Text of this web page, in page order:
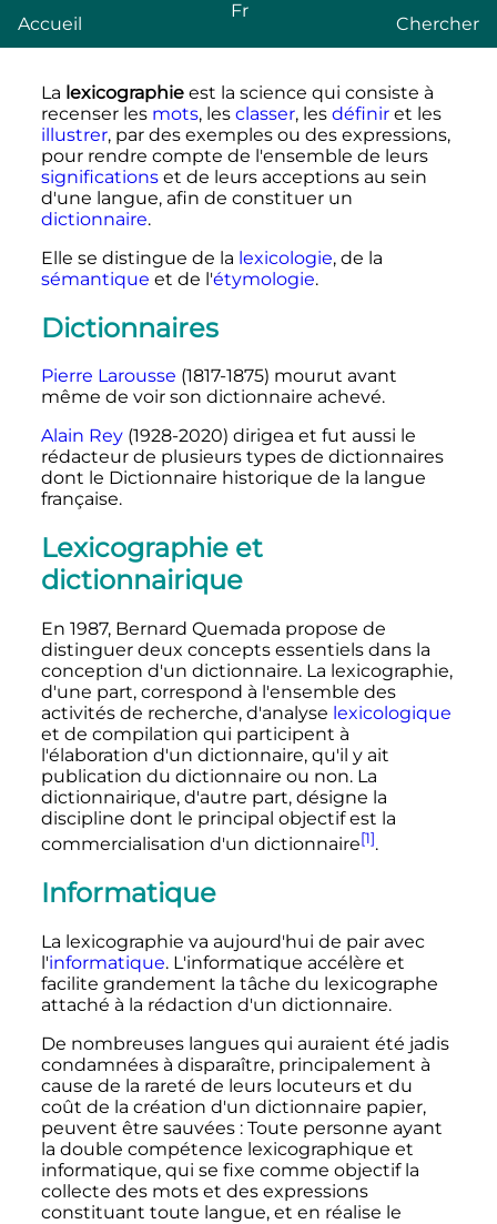
Accueil
Fr
Chercher
La lexicographieest la science qui consiste à
recenser les mots, les classer, les définiret les
illustrer, par des exemples ou des expressions,
pour rendre compte de l'ensemble de leurs
significationset de leurs acceptionsau sein
d'une langue, afin de constituer un
dictionnaire.
Elle se distingue de la lexicologie, de la
sémantique et de l'étymologie.
Dictionnaires
Pierre Larousse (1817-1875) mourut avant
même de voir son dictionnaire achevé.
Alain Rey(1928-2020) dirigea et fut aussi le
rédacteur de plusieurs types de dictionnaires
dont le Dictionnaire historique de la langue
française.
Lexicographie et
dictionnairique
En 1987, Bernard Quemada propose de
distinguer deux concepts essentiels dans la
conception d'un dictionnaire. La lexicographie,
d'une part, correspond à l'ensemble des
activités de recherche, d'analyse lexicologique
et de compilation qui participent à
l'élaboration d'un dictionnaire, qu'il y ait
publication du dictionnaire ou non. La
dictionnairique, d'autre part, désigne la
discipline dont le principal objectif est la
commercialisation d'un dictionnaire[1].
Informatique
La lexicographie va aujourd'hui de pair avec
l'informatique. L'informatique accélère et
facilite grandement la tâche du lexicographe
attaché à la rédaction d'un dictionnaire.
De nombreuses langues qui auraient été jadis
condamnées à disparaître, principalement à
cause de la rareté de leurs locuteurs et du
coût de la création d'un dictionnaire papier,
peuvent être sauvées : Toute personne ayant
la double compétence lexicographique et
informatique, qui se fixe comme objectif la
collecte des mots et des expressions
constituant toute langue, et en réalise le